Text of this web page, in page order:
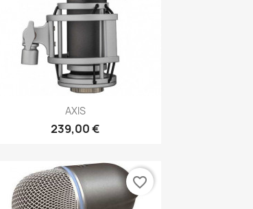
AXIS
239,00 €
Aperçu rapide
favorite_border